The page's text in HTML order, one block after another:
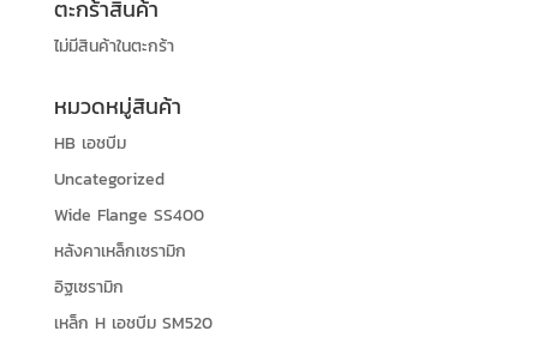
ตะกร้าสินค้า
ไม่มีสินค้าในตะกร้า
หมวดหมู่สินค้า
HB เอชบีม
Uncategorized
Wide Flange SS400
หลังคาเหล็กเซรามิก
อิฐเซรามิก
เหล็ก H เอชบีม SM520